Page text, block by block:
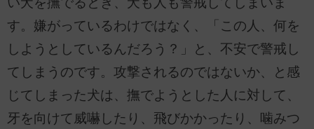
す。嫌がっているわけではなく、「この人、何を
しようとしているんだろう？」と、不安で警戒し
てしまうのです。攻撃されるのではないか、と感
じてしまった犬は、撫でようとした人に対して、
牙を向けて威嚇したり、飛びかかったり、噛みつ